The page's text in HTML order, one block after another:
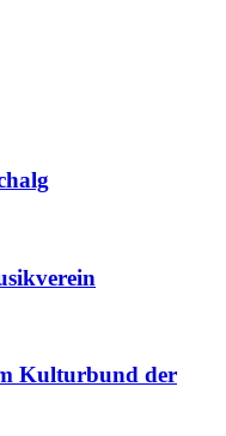
Kulturbund der